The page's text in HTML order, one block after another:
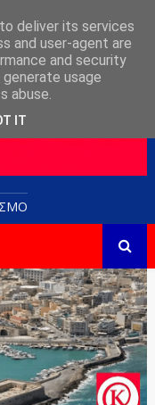
deliver its services
and user-agent are
and security
usage
abuse.
IT